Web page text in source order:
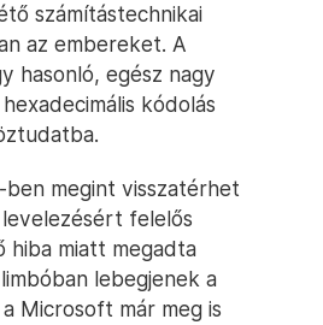
számítástechnikai
az embereket. A
hasonló, egész nagy
kódolás
megint visszatérhet
felelős
hiba miatt megadta
lebegjenek a
Microsoft már meg is